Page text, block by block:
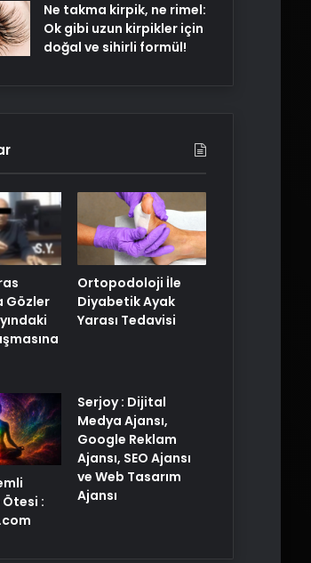
Ne takma kirpik, ne rimel:
Ok gibi uzun kirpikler için
doğal ve sihirli formül!
Gözler
Ortopodoloji İle
Diyabetik Ayak
Yarası Tedavisi
Ötesi :
Serjoy : Dijital
Medya Ajansı,
Google Reklam
Ajansı, SEO Ajansı
ve Web Tasarım
Ajansı